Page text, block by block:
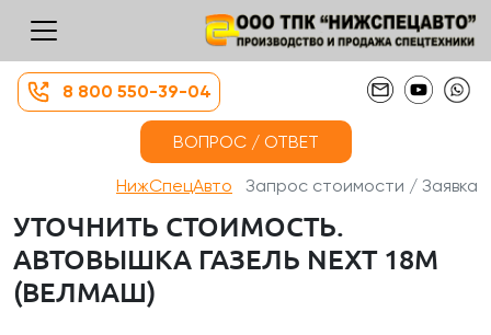
8 800 550-39-04
ВОПРОС / ОТВЕТ
НижСпецАвто Запрос стоимости / Заявка
УТОЧНИТЬ СТОИМОСТЬ.
АВТОВЫШКА ГАЗЕЛЬ NEXT 18М
(ВЕЛМАШ)